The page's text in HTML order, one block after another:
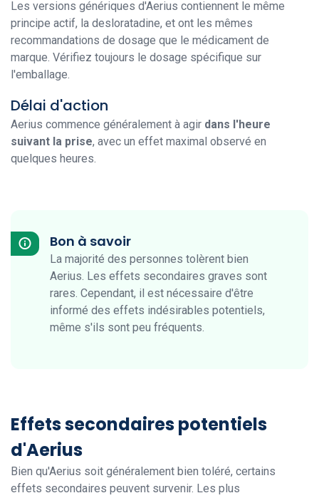
Les versions génériques d'Aerius contiennent le même
principe actif, la desloratadine, et ont les mêmes
recommandations de dosage que le médicament de
marque. Vérifiez toujours le dosage spécifique sur
l'emballage.
Délai d'action
Aerius commence généralement à agir dans l'heure
suivant la prise, avec un effet maximal observé en
quelques heures.
Bon à savoir
La majorité des personnes tolèrent bien
Aerius. Les effets secondaires graves sont
rares. Cependant, il est nécessaire d'être
informé des effets indésirables potentiels,
même s'ils sont peu fréquents.
Effets secondaires potentiels
d'Aerius
Bien qu'Aerius soit généralement bien toléré, certains
effets secondaires peuvent survenir. Les plus